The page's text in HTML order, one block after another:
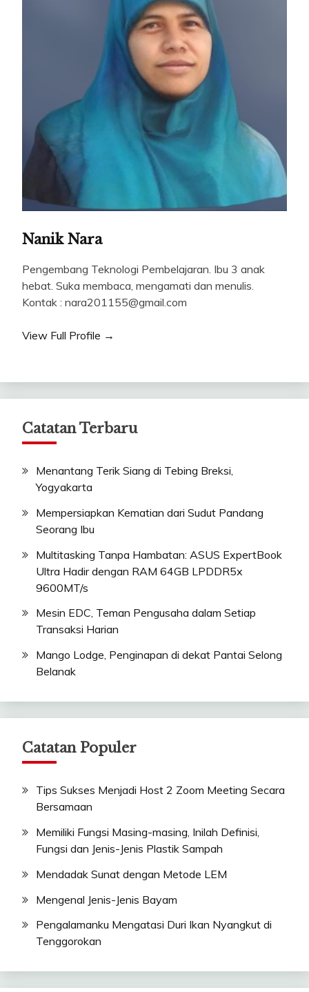
Nanik Nara
Pengembang Teknologi Pembelajaran. Ibu 3 anak
hebat. Suka membaca, mengamati dan menulis.
Kontak : nara201155@gmail.com
View Full Profile →
Catatan Terbaru
Menantang Terik Siang di Tebing Breksi,
Yogyakarta
Mempersiapkan Kematian dari Sudut Pandang
Seorang Ibu
Multitasking Tanpa Hambatan: ASUS ExpertBook
Ultra Hadir dengan RAM 64GB LPDDR5x
9600MT/s
Mesin EDC, Teman Pengusaha dalam Setiap
Transaksi Harian
Mango Lodge, Penginapan di dekat Pantai Selong
Belanak
Catatan Populer
Tips Sukses Menjadi Host 2 Zoom Meeting Secara
Bersamaan
Memiliki Fungsi Masing-masing, Inilah Definisi,
Fungsi dan Jenis-Jenis Plastik Sampah
Mendadak Sunat dengan Metode LEM
Mengenal Jenis-Jenis Bayam
Pengalamanku Mengatasi Duri Ikan Nyangkut di
Tenggorokan